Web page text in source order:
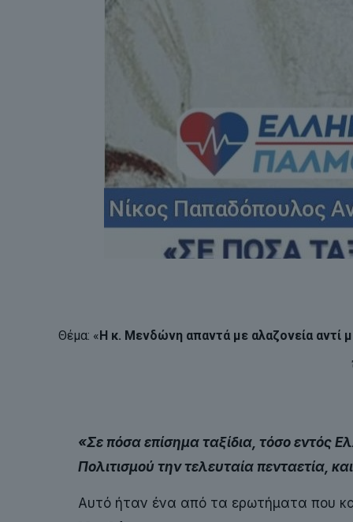
Θέμα: «Η κ. Μενδώνη απαντά με αλαζονεία αντί
«Σε πόσα επίσημα ταξίδια, τόσο εντός
Πολιτισμού την τελευταία πενταετία,
Αυτό ήταν ένα από τα ερωτήματα που